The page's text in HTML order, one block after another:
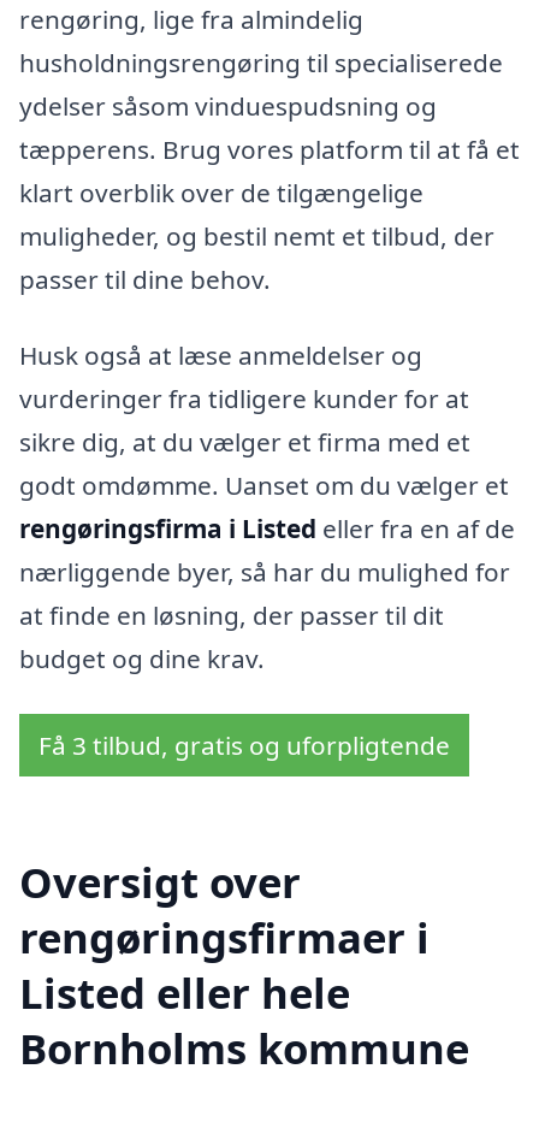
rengøring, lige fra almindelig
husholdningsrengøring til specialiserede
ydelser såsom vinduespudsning og
tæpperens. Brug vores platform til at få et
klart overblik over de tilgængelige
muligheder, og bestil nemt et tilbud, der
passer til dine behov.
Husk også at læse anmeldelser og
vurderinger fra tidligere kunder for at
sikre dig, at du vælger et firma med et
godt omdømme. Uanset om du vælger et
rengøringsfirma i Listed eller fra en af de
nærliggende byer, så har du mulighed for
at finde en løsning, der passer til dit
budget og dine krav.
Få 3 tilbud, gratis og uforpligtende
Oversigt over
rengøringsfirmaer i
Listed eller hele
Bornholms kommune